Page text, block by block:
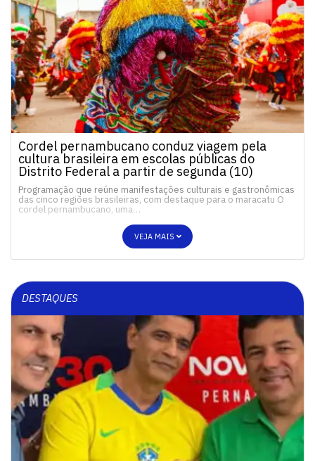
Cordel pernambucano conduz viagem pela
cultura brasileira em escolas públicas do
Distrito Federal a partir de segunda (10)
Programação que reúne manifestações culturais e gastronômicas
das cinco regiões brasileiras, com destaque para o maracatu O
cordel pernambucano, uma…
VEJA MAIS
DESTAQUES